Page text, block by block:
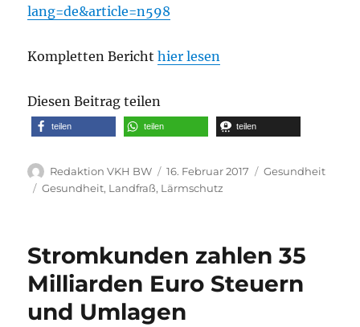
lang=de&article=n598
Kompletten Berichthier lesen
Diesen Beitrag teilen
teilen teilen teilen
Autor
Redaktion VKH BW
Veröffentlicht
am
16. Februar 2017 Kategorien
Gesundheit
Schlagwörter
Gesundheit, Landfraß, Lärmschutz
Stromkunden zahlen 35
Milliarden Euro Steuern
und Umlagen